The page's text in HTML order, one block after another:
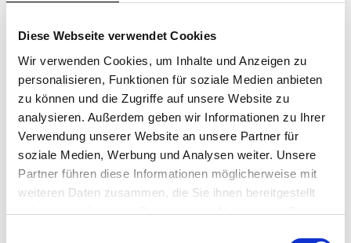
Diese Webseite verwendet Cookies
Wir verwenden Cookies, um Inhalte und Anzeigen zu
personalisieren, Funktionen für soziale Medien anbieten
zu können und die Zugriffe auf unsere Website zu
analysieren. Außerdem geben wir Informationen zu Ihrer
Verwendung unserer Website an unsere Partner für
soziale Medien, Werbung und Analysen weiter. Unsere
Partner führen diese Informationen möglicherweise mit
weiteren Daten zusammen, die Sie ihnen bereitgestellt
haben oder die sie im Rahmen Ihrer Nutzung der Dienste
Wochenspeisekarte
Laden-Angebote
Summer Special - Aktionen &
Angebote im August
Gourmet-Frühstück (Sa.)